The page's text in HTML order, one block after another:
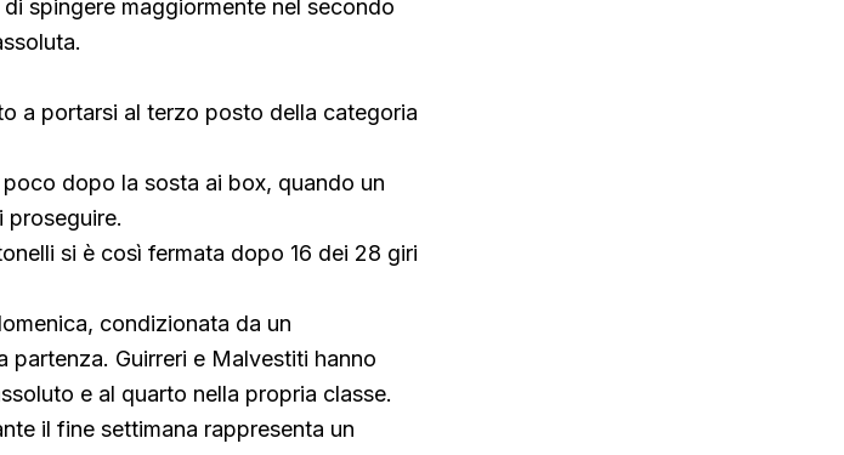
spingere maggiormente nel secondo
a portarsi al terzo posto della categoria
dopo la sosta ai box, quando un
proseguire.
si è così fermata dopo 16 dei 28 giri
condizionata da un
Guirreri e Malvestiti hanno
e al quarto nella propria classe.
il fine settimana rappresenta un